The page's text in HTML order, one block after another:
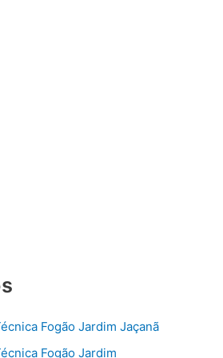
Fogão Jardim Jaçanã
Fogão Jardim